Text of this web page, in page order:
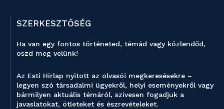
SZERKESZTŐSÉG
Ha van egy fontos történeted, témád vagy közlendőd,
oszd meg velünk!
Az Esti Hírlap nyitott az olvasói megkeresésekre –
legyen szó társadalmi ügyekről, helyi eseményekről vagy
bármilyen aktuális témáról, szívesen fogadjuk a
javaslatokat, ötleteket és észrevételeket.